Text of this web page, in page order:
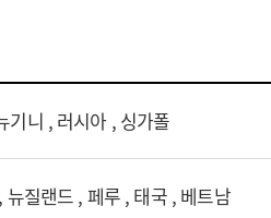
기니 , 러시아 , 싱가폴
질랜드 , 페루 , 태국 , 베트남